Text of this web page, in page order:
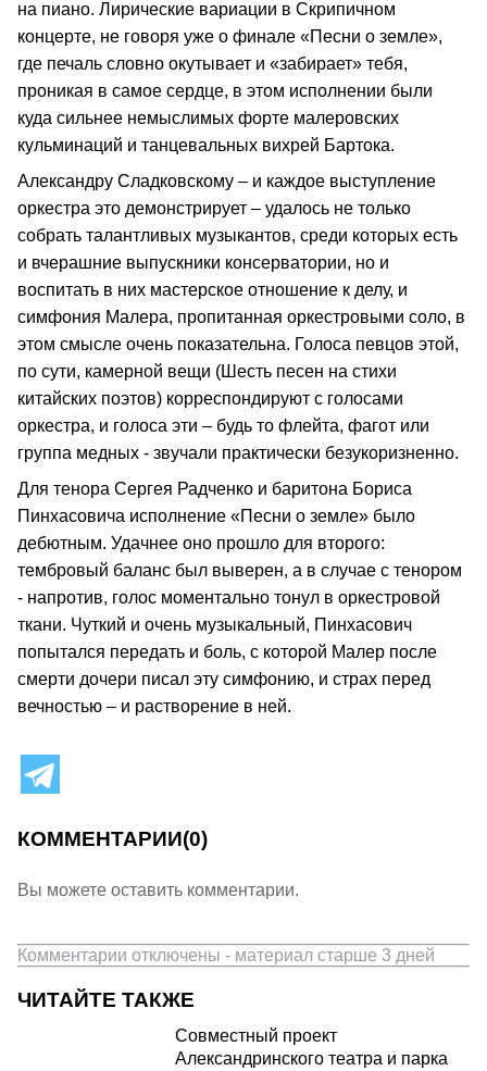
на пиано. Лирические вариации в Скрипичном
концерте, не говоря уже о финале «Песни о земле»,
где печаль словно окутывает и «забирает» тебя,
проникая в самое сердце, в этом исполнении были
куда сильнее немыслимых форте малеровских
кульминаций и танцевальных вихрей Бартока.
Александру Сладковскому – и каждое выступление
оркестра это демонстрирует – удалось не только
собрать талантливых музыкантов, среди которых есть
и вчерашние выпускники консерватории, но и
воспитать в них мастерское отношение к делу, и
симфония Малера, пропитанная оркестровыми соло, в
этом смысле очень показательна. Голоса певцов этой,
по сути, камерной вещи (Шесть песен на стихи
китайских поэтов) корреспондируют с голосами
оркестра, и голоса эти – будь то флейта, фагот или
группа медных - звучали практически безукоризненно.
Для тенора Сергея Радченко и баритона Бориса
Пинхасовича исполнение «Песни о земле» было
дебютным. Удачнее оно прошло для второго:
тембровый баланс был выверен, а в случае с тенором
- напротив, голос моментально тонул в оркестровой
ткани. Чуткий и очень музыкальный, Пинхасович
попытался передать и боль, с которой Малер после
смерти дочери писал эту симфонию, и страх перед
вечностью – и растворение в ней.
КОММЕНТАРИИ(0)
Вы можете оставить комментарии.
Комментарии отключены - материал старше 3 дней
ЧИТАЙТЕ ТАКЖЕ
Совместный проект
Александринского театра и парка